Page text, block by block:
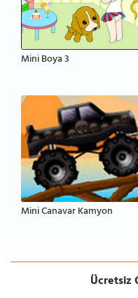
Mini Boya 3
Mini Canavar Kamyon
Ücretsiz